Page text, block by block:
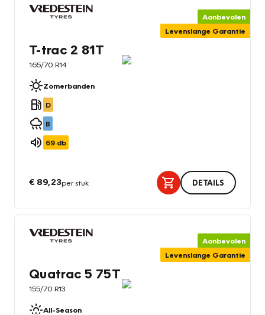
Aanbevolen
Levenslange Garantie
T-trac 2 81T
165/70 R14
Zomerbanden
D
B
69 db
€ 89,23per stuk DETAILS
Aanbevolen
Levenslange Garantie
Quatrac 5 75T
155/70 R13
All-Season